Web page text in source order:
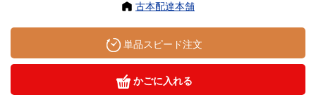
古本配達本舗
単品スピード注文
かごに入れる